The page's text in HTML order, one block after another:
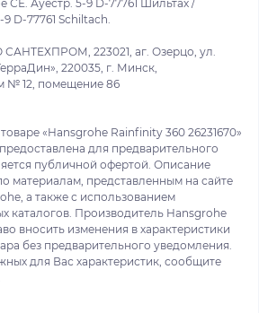
СЕ. Ауестр. 5-9 D-77761 Шильтах /
D-77761 Schiltach.
223021, аг. Озерцо, ул.
220035, г. Минск,
12, помещение 86
«Hansgrohe Rainfinity 360 26231670»
для предварительного
публичной офертой. Описание
материалам, представленным на сайте
а также с использованием
каталогов. Производитель Hansgrohe
вносить изменения в характеристики
без предварительного уведомления.
для Вас характеристик, сообщите